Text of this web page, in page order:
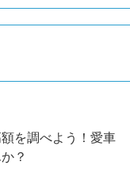
を調べよう！愛車
？